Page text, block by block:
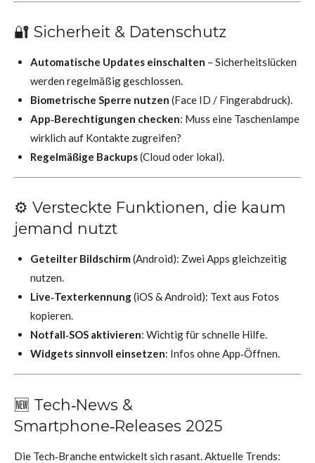
🔐 Sicherheit & Datenschutz
Automatische Updates einschalten – Sicherheitslücken
werden regelmäßig geschlossen.
Biometrische Sperre nutzen (Face ID / Fingerabdruck).
App‑Berechtigungen checken: Muss eine Taschenlampe
wirklich auf Kontakte zugreifen?
Regelmäßige Backups(Cloud oder lokal).
⚙️ Versteckte Funktionen, die kaum
jemand nutzt
Geteilter Bildschirm (Android): Zwei Apps gleichzeitig
nutzen.
Live‑Texterkennung(iOS & Android): Text aus Fotos
kopieren.
Notfall‑SOS aktivieren: Wichtig für schnelle Hilfe.
Widgets sinnvoll einsetzen: Infos ohne App‑Öffnen.
🆕 Tech‑News &
Smartphone‑Releases 2025
Die Tech‑Branche entwickelt sich rasant. Aktuelle Trends: